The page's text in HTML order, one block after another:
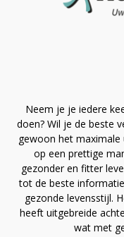
Neem je je iedere
doen? Wil je de beste
gewoon het maximale
op een prettige
gezonder en fitter
tot de beste
gezonde levensstijl.
heeft uitgebreide
wat met